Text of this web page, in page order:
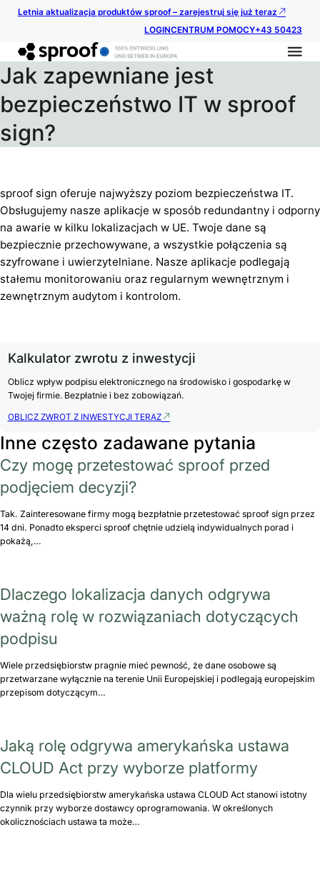
Letnia aktualizacja produktów sproof – zarejestruj się już teraz
LOGINCENTRUM POMOCY+43 50423
Jak zapewniane jest
bezpieczeństwo IT w sproof
sign?
sproof sign oferuje najwyższy poziom bezpieczeństwa IT.
Obsługujemy nasze aplikacje w sposób redundantny i odporny
na awarie w kilku lokalizacjach w UE. Twoje dane są
bezpiecznie przechowywane, a wszystkie połączenia są
szyfrowane i uwierzytelniane. Nasze aplikacje podlegają
stałemu monitorowaniu oraz regularnym wewnętrznym i
zewnętrznym audytom i kontrolom.
Kalkulator zwrotu z inwestycji
Oblicz wpływ podpisu elektronicznego na środowisko i gospodarkę w
Twojej firmie. Bezpłatnie i bez zobowiązań.
OBLICZ ZWROT Z INWESTYCJI TERAZ
Inne często zadawane pytania
Czy mogę przetestować sproof przed
podjęciem decyzji?
Tak. Zainteresowane firmy mogą bezpłatnie przetestować sproof sign przez
14 dni. Ponadto eksperci sproof chętnie udzielą indywidualnych porad i
pokażą,…
Dlaczego lokalizacja danych odgrywa
ważną rolę w rozwiązaniach dotyczących
podpisu
Wiele przedsiębiorstw pragnie mieć pewność, że dane osobowe są
przetwarzane wyłącznie na terenie Unii Europejskiej i podlegają europejskim
przepisom dotyczącym…
Jaką rolę odgrywa amerykańska ustawa
CLOUD Act przy wyborze platformy
Dla wielu przedsiębiorstw amerykańska ustawa CLOUD Act stanowi istotny
czynnik przy wyborze dostawcy oprogramowania. W określonych
okolicznościach ustawa ta może…